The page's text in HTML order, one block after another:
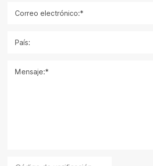
Correo electrónico:*
País:
Mensaje:*